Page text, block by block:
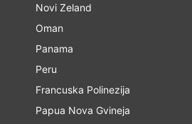
Novi Zeland
Oman
Panama
Peru
Francuska Polinezija
Papua Nova Gvineja